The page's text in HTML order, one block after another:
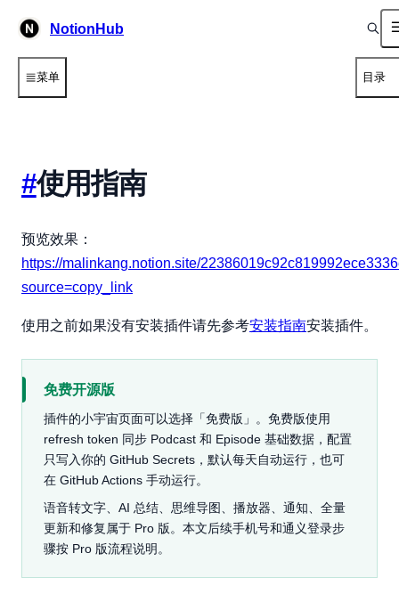
NotionHub
菜单 目录
#使用指南
预览效果：
https://malinkang.notion.site/
source=copy_link
使用之前如果没有安装插件请先参考安装指南安装插件。
免费开源版
插件的小宇宙页面可以选择「免费版」。免费版使用
refresh token 同步 Podcast 和 Episode 基础数据，配置
只写入你的 GitHub Secrets，默认每天自动运行，也可
在 GitHub Actions 手动运行。
语音转文字、AI 总结、思维导图、播放器、通知、全量
更新和修复属于 Pro 版。本文后续手机号和通义登录步
骤按 Pro 版流程说明。